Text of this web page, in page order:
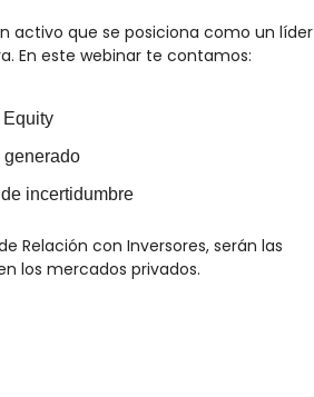
activo que se posiciona como un líder
En este webinar te contamos:
incertidumbre
Relación con Inversores, serán las
los mercados privados.